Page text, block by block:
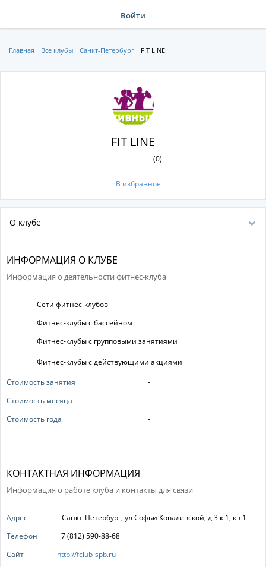
Войти
Главная Все клубы Санкт-Петербург FIT LINE
FIT LINE
(0)
В избранное
О клубе
ИНФОРМАЦИЯ О КЛУБЕ
Информация о деятельности фитнес-клуба
Сети фитнес-клубов
Фитнес-клубы с бассейном
Фитнес-клубы с групповыми занятиями
Фитнес-клубы с действующими акциями
Стоимость занятия
-
Стоимость месяца
-
Стоимость года
-
КОНТАКТНАЯ ИНФОРМАЦИЯ
Информация о работе клуба и контакты для связи
Адрес
г Санкт-Петербург, ул Софьи Ковалевской, д 3 к 1, кв 1
Телефон
+7 (812) 590-88-68
Сайт
http://fclub-spb.ru